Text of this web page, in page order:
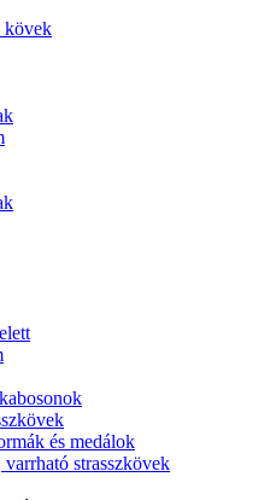
kövek
és medálok
strasszkövek